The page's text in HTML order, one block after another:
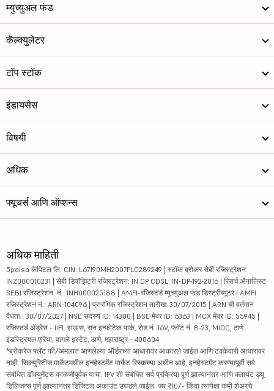
म्युच्युअल फंड
कॅल्क्युलेटर
टॉप स्टॉक
इंडायसेस
विषयी
अधिक
फ्यूचर्स आणि ऑप्शन्स
अधिक माहिती
5paisa कॅपिटल लि. CIN: L67190MH2007PLC289249 | स्टॉक ब्रोकर सेबी रजिस्ट्रेशन:
INZ000010231 | सेबी डिपॉझिटरी रजिस्ट्रेशन: IN DP CDSL: IN-DP-192-2016 | रिसर्च ॲनालिस्ट
SEBI रजिस्ट्रेशन. नं.: INH000025188 | AMFI-रजिस्टर्ड म्युच्युअल फंड डिस्ट्रीब्यूटर | AMFI
रजिस्ट्रेशन नं.: ARN-104096 | प्रारंभिक रजिस्ट्रेशन तारीख: 30/07/2015 | ARN ची वर्तमान
वैधता : 30/07/2027 | NSE सदस्य ID: 14300 | BSE मेंबर ID: 6363 | MCX मेंबर ID: 55945 |
रजिस्टर्ड ॲड्रेस - IIFL हाऊस, सन इन्फोटेक पार्क, रोड नं. 16V, प्लॉट नं. B-23, MIDC, ठाणे
इंडस्ट्रियल एरिया, वागळे इस्टेट, ठाणे, महाराष्ट्र - 400604
*ब्रोकरेज फ्लॅट फी/अंमलात आणलेल्या ऑर्डरच्या आधारावर आकारले जाईल आणि टक्केवारी आधारावर
नाही. सिक्युरिटीज मार्केटमधील इन्व्हेस्टमेंट मार्केट रिस्कच्या अधीन आहे, इन्व्हेस्टमेंट करण्यापूर्वी सर्व
संबंधित डॉक्युमेंट्स काळजीपूर्वक वाचा. IPV शी संबंधित सर्व प्रक्रिया पूर्ण झाल्यानंतर आणि क्लायंट ड्यू
डिलिजन्स पूर्ण झाल्यानंतर डिजिटल अकाउंट उघडले जाईल. जर ₹10/- किंवा त्यापेक्षा कमी शेअरचे